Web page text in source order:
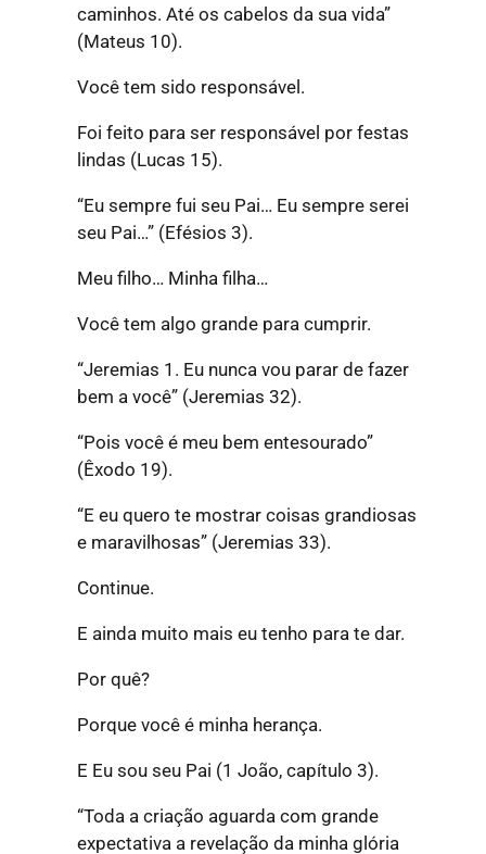
caminhos. Até os cabelos da sua vida”
(Mateus 10).
Você tem sido responsável.
Foi feito para ser responsável por festas
lindas (Lucas 15).
“Eu sempre fui seu Pai… Eu sempre serei
seu Pai…”(Efésios 3).
Meu filho… Minha filha…
Você tem algo grande para cumprir.
“Jeremias 1. Eu nunca vou parar de fazer
bem a você”(Jeremias 32).
“Pois você é meu bem entesourado”
(Êxodo 19).
“E eu quero te mostrar coisas grandiosas
e maravilhosas”(Jeremias 33).
Continue.
E ainda muito mais eu tenho para te dar.
Por quê?
Porque você é minha herança.
E Eu sou seu Pai (1 João, capítulo 3).
“Toda a criação aguarda com grande
expectativa a revelação da minha glória